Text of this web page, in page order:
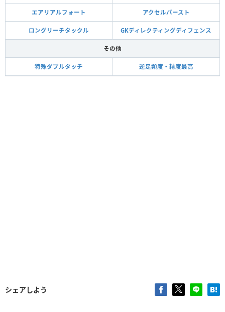
エアリアルフォート アクセルバースト
ロングリーチタックル GKディレクティングディフェンス
その他
特殊ダブルタッチ 逆足頻度・精度最高
シェアしよう